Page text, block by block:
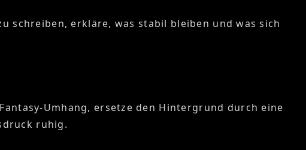
schreiben, erkläre, was stabil bleiben und was sich
Umhang, ersetze den Hintergrund durch eine
ruhig.